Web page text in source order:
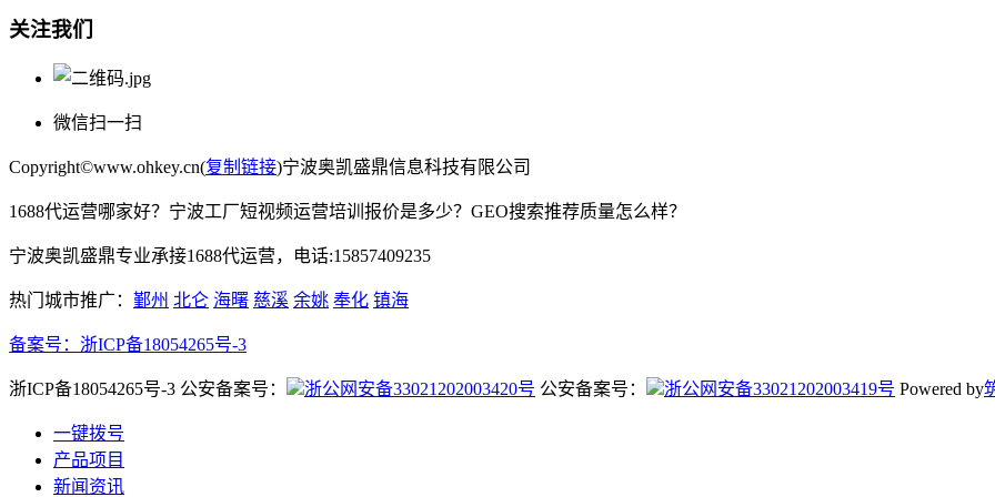
关注我们
微信扫一扫
Copyright©www.ohkey.cn(复制链接)宁波奥凯盛鼎信息科技有限公司
1688代运营哪家好？宁波工厂短视频运营培训报价是多少？GEO搜索推荐质量怎么样？
宁波奥凯盛鼎专业承接1688代运营，电话:15857409235
热门城市推广： 鄞州 北仑 海曙 慈溪 余姚 奉化 镇海
备案号： 浙ICP备18054265号-3
浙ICP备18054265号-3 公安备案号： 浙公网安备33021202003420号 公安备案号： 浙公网安备33021202003419号 Powered by
一键拨号
产品项目
新闻资讯